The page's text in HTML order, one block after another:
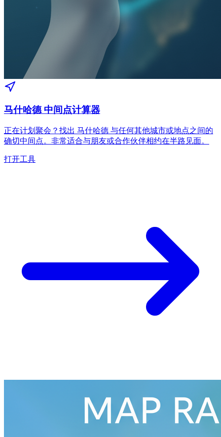
马什哈德 中间点计算器
正在计划聚会？找出 马什哈德 与任何其他城市或地点之间的
确切中间点。非常适合与朋友或合作伙伴相约在半路见面。
打开工具